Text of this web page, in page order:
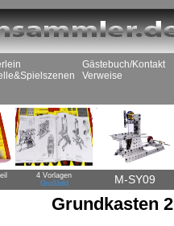
Gästebuch/Kontakt
Verweise
4 Vorlagen
Großbild
M-SY09
Grundkasten 2